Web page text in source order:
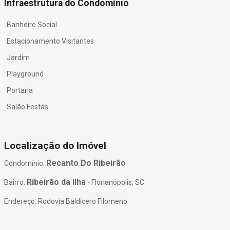
Infraestrutura do Condomínio
Banheiro Social
Estacionamento Visitantes
Jardim
Playground
Portaria
Salão Festas
Localização do Imóvel
Condomínio: Recanto Do Ribeirão
Bairro: Ribeirão da Ilha - Florianópolis, SC
Endereço: Rodovia Baldicero Filomeno